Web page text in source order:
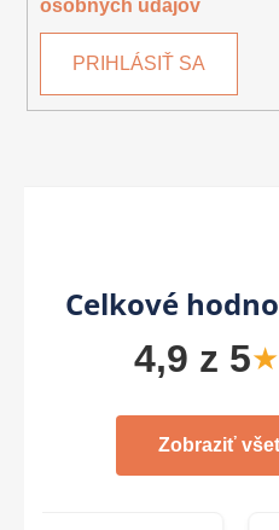
osobných údajov
PRIHLÁSIŤ SA
Celkové
4,9 z 5
Zobraziť